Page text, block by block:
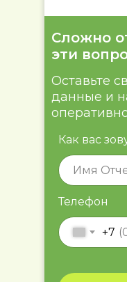
Сложно
эти
Оставьте
данные и
Как вас
Телефон
+7